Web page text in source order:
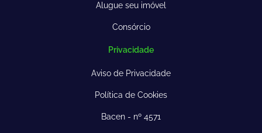
Alugue seu imóvel
Consórcio
Privacidade
Aviso de Privacidade
Política de Cookies
Bacen - nº 4571